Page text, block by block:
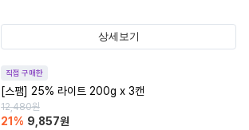
상세보기
직접 구매한
[스팸] 25% 라이트 200g x 3캔
12,480원
21 % 9,857원